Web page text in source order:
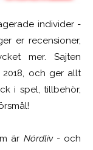
individer -
er recensioner,
mer. Sajten
och ger allt
i spel, tillbehör,
är Nördliv- och